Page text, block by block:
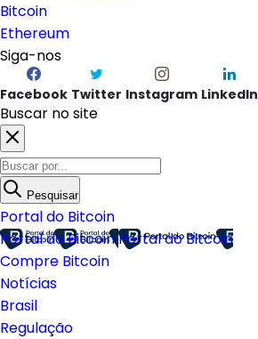
Bitcoin
Ethereum
Siga-nos
Facebook Twitter Instagram LinkedIn
Buscar no site
Pesquisar
Portal do Bitcoin
Portal do BitcoinPortal do Bitcoin
Compre Bitcoin
Notícias
Brasil
Regulação